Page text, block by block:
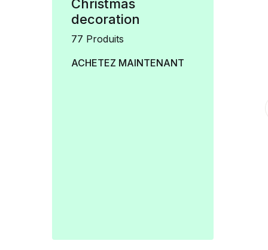
Christmas
decoration
77 Produits
ACHETEZ MAINTENANT